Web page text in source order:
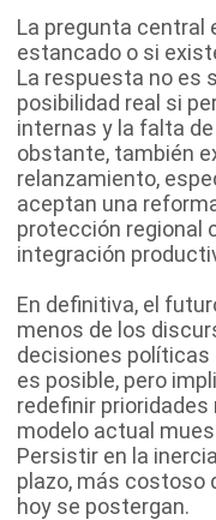
La pregunta central
estancado o si
La respuesta no es
posibilidad real si
internas y la falta
obstante, también
relanzamiento,
aceptan una
protección regional
integración
En definitiva, el
menos de los
decisiones políticas
es posible, pero
redefinir prioridades
modelo actual
Persistir en la
plazo, más costoso
hoy se postergan.